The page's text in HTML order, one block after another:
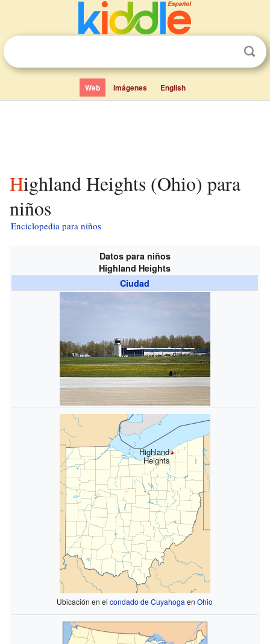
Web Imágenes English
Highland Heights (Ohio) para
niños
Enciclopedia para niños
Datos para niños
Highland Heights
Ciudad
Highland
Heights
Ubicación en elcondado de Cuyahoga enOhio